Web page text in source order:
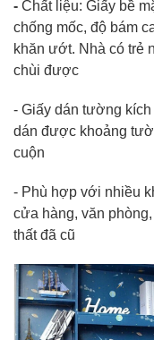
- Chất liệu: Giấy bề
chống mốc, độ bám
khăn ướt. Nhà có trẻ
chùi được
- Giấy dán tường
dán được khoảng
cuộn
- Phù hợp với nhiều
cửa hàng, văn
thất đã cũ